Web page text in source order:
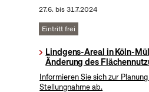
27.6. bis31.7.2024
Eintritt frei
Lindgens-Areal in Köln-
Änderung des
Informieren Sie sich zur
Stellungnahme ab.